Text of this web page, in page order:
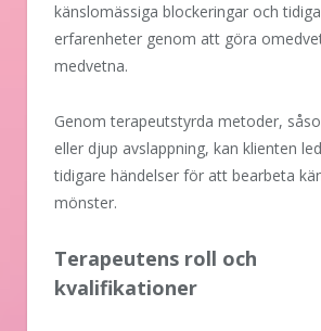
känslomässiga blockeringar och tidiga
erfarenheter genom att göra
medvetna.
Genom terapeutstyrda metoder,
eller djup avslappning, kan klienten
tidigare händelser för att bearbeta
mönster.
Terapeutens roll och
kvalifikationer